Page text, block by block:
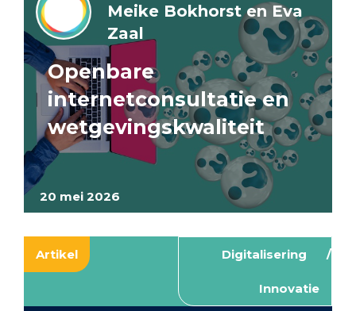
20 mei 2026
Meike Bokhorst en Eva
Zaal
Openbare
internetconsultatie en
wetgevingskwaliteit
Artikel Digitalisering
Innovatie